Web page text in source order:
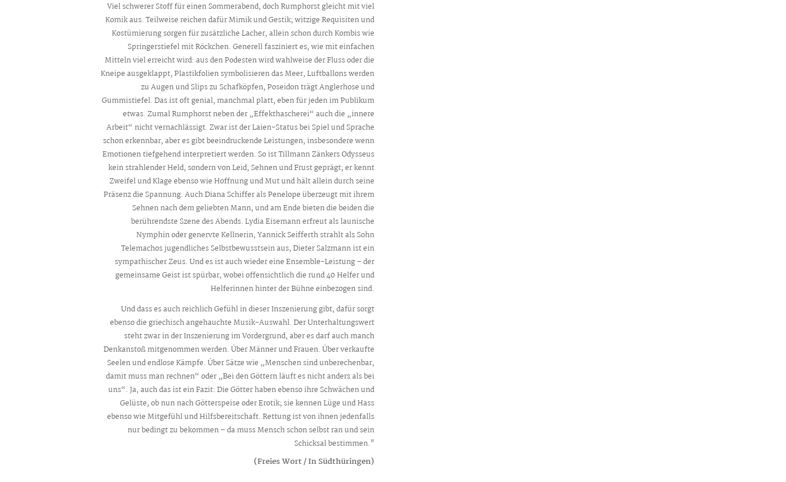
Viel schwerer Stoff für einen Sommerabend, doch Rumphorst gleicht mit viel
Komik aus. Teilweise reichen dafür Mimik und Gestik; witzige Requisiten und
Kostümierung sorgen für zusätzliche Lacher, allein schon durch Kombis wie
Springerstiefel mit Röckchen. Generell fasziniert es, wie mit einfachen
Mitteln viel erreicht wird: aus den Podesten wird wahlweise der Fluss oder die
Kneipe ausgeklappt, Plastikfolien symbolisieren das Meer, Luftballons werden
zu Augen und Slips zu Schafköpfen, Poseidon trägt Anglerhose und
Gummistiefel. Das ist oft genial, manchmal platt, eben für jeden im Publikum
etwas. Zumal Rumphorst neben der „Effekthascherei“ auch die „innere
Arbeit“ nicht vernachlässigt. Zwar ist der Laien-Status bei Spiel und Sprache
schon erkennbar, aber es gibt beeindruckende Leistungen, insbesondere wenn
Emotionen tiefgehend interpretiert werden. So ist Tillmann Zänkers Odysseus
kein strahlender Held, sondern von Leid, Sehnen und Frust geprägt; er kennt
Zweifel und Klage ebenso wie Hoffnung und Mut und hält allein durch seine
Präsenz die Spannung. Auch Diana Schiffer als Penelope überzeugt mit ihrem
Sehnen nach dem geliebten Mann, und am Ende bieten die beiden die
berührendste Szene des Abends. Lydia Eisemann erfreut als launische
Nymphin oder genervte Kellnerin, Yannick Seifferth strahlt als Sohn
Telemachos jugendliches Selbstbewusstsein aus, Dieter Salzmann ist ein
sympathischer Zeus. Und es ist auch wieder eine Ensemble-Leistung – der
gemeinsame Geist ist spürbar, wobei offensichtlich die rund 40 Helfer und
Helferinnen hinter der Bühne einbezogen sind.
Und dass es auch reichlich Gefühl in dieser Inszenierung gibt, dafür sorgt
ebenso die griechisch angehauchte Musik-Auswahl. Der Unterhaltungswert
steht zwar in der Inszenierung im Vordergrund, aber es darf auch manch
Denkanstoß mitgenommen werden. Über Männer und Frauen. Über verkaufte
Seelen und endlose Kämpfe. Über Sätze wie „Menschen sind unberechenbar,
damit muss man rechnen“ oder „Bei den Göttern läuft es nicht anders als bei
uns“. Ja, auch das ist ein Fazit: Die Götter haben ebenso ihre Schwächen und
Gelüste, ob nun nach Götterspeise oder Erotik; sie kennen Lüge und Hass
ebenso wie Mitgefühl und Hilfsbereitschaft. Rettung ist von ihnen jedenfalls
nur bedingt zu bekommen – da muss Mensch schon selbst ran und sein
Schicksal bestimmen."
(Freies Wort / In Südthüringen)